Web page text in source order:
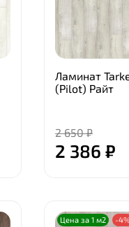
Ламинат
(Pilot) Райт
2 650 ₽
2 386 ₽
Цена за 1 м2 -